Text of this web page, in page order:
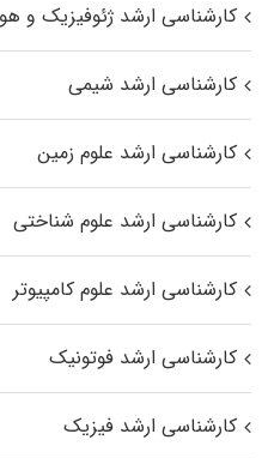
کارشناسی ارشد ژئوفیزیک و
کارشناسی ارشد شیمی
کارشناسی ارشد علوم زمین
کارشناسی ارشد علوم شناختی
کارشناسی ارشد علوم کامپیوتر
کارشناسی ارشد فوتونیک
کارشناسی ارشد فیزیک